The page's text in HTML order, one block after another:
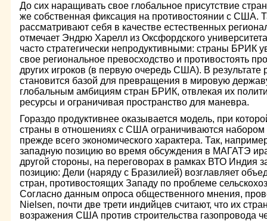
До сих наращивать свое глобальное присутствие
же собственная фиксация на противостоянии с США.
рассматривают себя в качестве естественных
отмечает Эндрю Харелл из Оксфордского
часто стратегически непродуктивными: страны БРИК
свое региональное превосходство и противостоять
других игроков (в первую очередь США). В результате
становится базой для превращения в мировую
глобальным амбициям стран БРИК, отвлекая их
ресурсы и ограничивая пространство для маневра.
Гораздо продуктивнее оказывается модель, при
страны в отношениях с США ограничиваются набором
прежде всего экономического характера. Так,
западную позицию во время обсуждения в МАГАТЭ
другой стороны, на переговорах в рамках ВТО Индия
позицию: Дели (наряду с Бразилией) возглавляет
стран, противостоящих Западу по проблеме
Согласно данным опроса общественного мнения,
Nielsen, почти две трети индийцев считают, что их
возражения США против строительства газопровода